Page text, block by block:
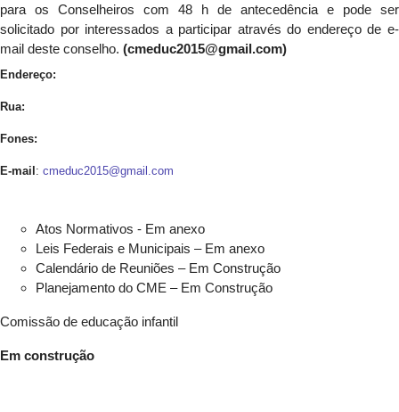
para os Conselheiros com 48 h de antecedência e pode ser
solicitado por interessados a participar através do endereço de e-
mail deste conselho. (cmeduc2015@gmail.com)
Endereço:
Rua:
Fones:
E-mail : cmeduc2015@gmail.com
Atos Normativos - Em anexo
Leis Federais e Municipais – Em anexo
Calendário de Reuniões – Em Construção
Planejamento do CME – Em Construção
Comissão de educação infantil
Em construção